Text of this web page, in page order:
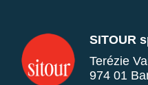
SITOUR
Terézie
974 01